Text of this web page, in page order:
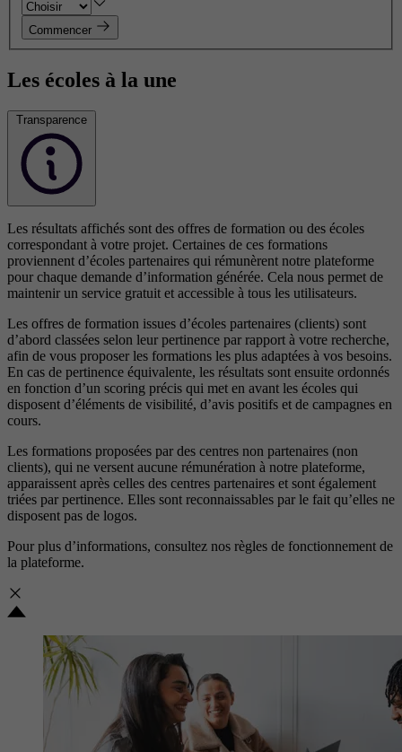
Commencer
Les écoles à la une
Transparence
Les résultats affichés sont des offres de formation ou des écoles
correspondant à votre projet. Certaines de ces formations
proviennent d’écoles partenaires qui rémunèrent notre plateforme
pour chaque demande d’information générée. Cela nous permet de
maintenir un service gratuit et accessible à tous les utilisateurs.
Les offres de formation issues d’écoles partenaires (clients) sont
d’abord classées selon leur pertinence par rapport à votre recherche,
afin de vous proposer les formations les plus adaptées à vos besoins.
En cas de pertinence équivalente, les résultats sont ensuite ordonnés
en fonction d’un scoring précis qui met en avant les écoles qui
disposent d’éléments de visibilité, d’avis positifs et de campagnes en
cours.
Les formations proposées par des centres non partenaires (non
clients), qui ne versent aucune rémunération à notre plateforme,
apparaissent après celles des centres partenaires et sont également
triées par pertinence. Elles sont reconnaissables par le fait qu’elles ne
disposent pas de logos.
Pour plus d’informations, consultez nos règles de fonctionnement de
la plateforme.